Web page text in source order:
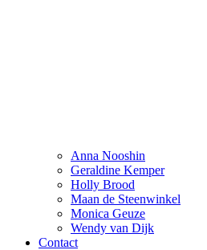
Anna Nooshin
Geraldine Kemper
Holly Brood
Maan de Steenwinkel
Monica Geuze
Wendy van Dijk
Contact